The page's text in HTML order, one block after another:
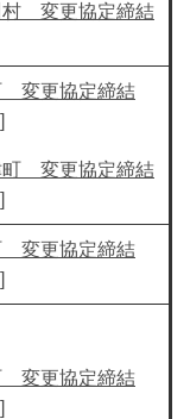
村 変更協定締結
変更協定締結
町 変更協定締結
変更協定締結
変更協定締結